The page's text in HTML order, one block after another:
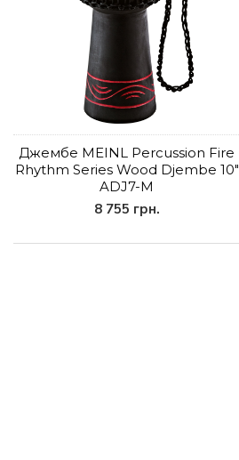
Джембе MEINL Percussion Fire
Rhythm Series Wood Djembe 10"
ADJ7-M
8 755 грн.